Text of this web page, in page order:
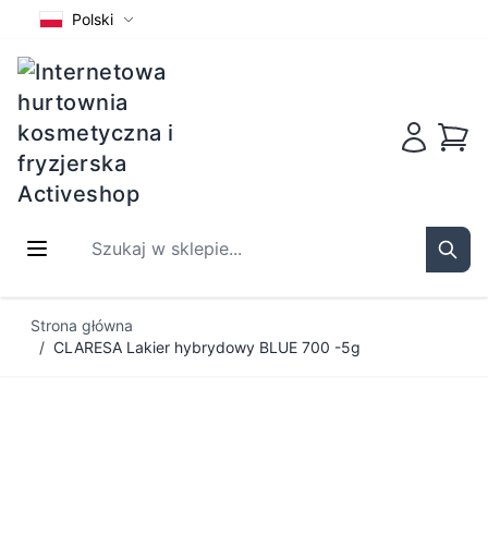
Polski
Szukaj w sklepie...
Strona główna
/ CLARESA Lakier hybrydowy BLUE 700 -5g